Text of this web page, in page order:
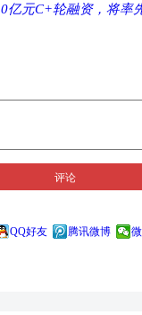
元C+轮融资，将率先
评论
QQ好友 腾讯微博